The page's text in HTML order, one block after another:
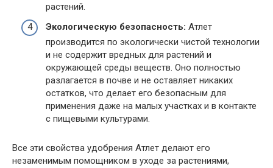
растений.
Экологическую безопасность: Атлет
производится по экологически чистой технологии
и не содержит вредных для растений и
окружающей среды веществ. Оно полностью
разлагается в почве и не оставляет никаких
остатков, что делает его безопасным для
применения даже на малых участках и в контакте
с пищевыми культурами.
Все эти свойства удобрения Атлет делают его
незаменимым помощником в уходе за растениями,